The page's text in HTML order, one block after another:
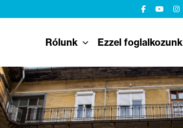
Rólunk Ezzel foglalkozunk